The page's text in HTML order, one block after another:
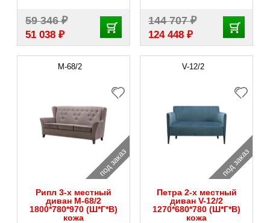
59 346₽
51 038 ₽
144 707₽
124 448 ₽
M-68/2
под заказ
Рипл 3-х местный
диван M-68/2
1800*780*970 (Ш*Г*В)
кожа
V-12/2
под заказ
Петра 2-х местный
диван V-12/2
1270*680*780 (Ш*Г*В)
кожа